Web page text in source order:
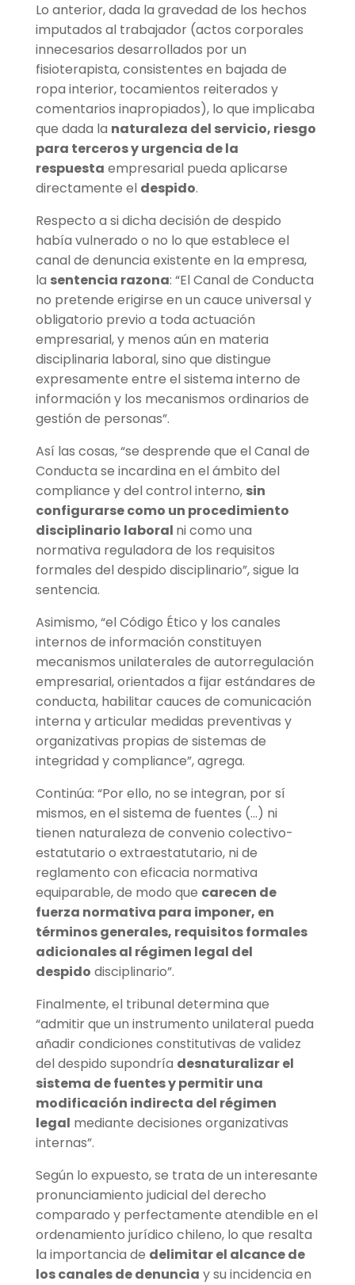
Lo anterior, dada la gravedad de los hechos
imputados al trabajador (actos corporales
innecesarios desarrollados por un
fisioterapista, consistentes en bajada de
ropa interior, tocamientos reiterados y
comentarios inapropiados), lo que implicaba
que dada la naturaleza del servicio, riesgo
para terceros y urgencia de la
respuesta empresarial pueda aplicarse
directamente el despido.
Respecto a si dicha decisión de despido
había vulnerado o no lo que establece el
canal de denuncia existente en la empresa,
la sentencia razona: “El Canal de Conducta
no pretende erigirse en un cauce universal y
obligatorio previo a toda actuación
empresarial, y menos aún en materia
disciplinaria laboral, sino que distingue
expresamente entre el sistema interno de
información y los mecanismos ordinarios de
gestión de personas”.
Así las cosas, “se desprende que el Canal de
Conducta se incardina en el ámbito del
compliance y del control interno, sin
configurarse como un procedimiento
disciplinario laboral ni como una
normativa reguladora de los requisitos
formales del despido disciplinario”, sigue la
sentencia.
Asimismo, “el Código Ético y los canales
internos de información constituyen
mecanismos unilaterales de autorregulación
empresarial, orientados a fijar estándares de
conducta, habilitar cauces de comunicación
interna y articular medidas preventivas y
organizativas propias de sistemas de
integridad y compliance”, agrega.
Continúa: “Por ello, no se integran, por sí
mismos, en el sistema de fuentes (…) ni
tienen naturaleza de convenio colectivo-
estatutario o extraestatutario, ni de
reglamento con eficacia normativa
equiparable, de modo que carecen de
fuerza normativa para imponer, en
términos generales, requisitos formales
adicionales al régimen legal del
despido disciplinario”.
Finalmente, el tribunal determina que
“admitir que un instrumento unilateral pueda
añadir condiciones constitutivas de validez
del despido supondría desnaturalizar el
sistema de fuentes y permitir una
modificación indirecta del régimen
legal mediante decisiones organizativas
internas”.
Según lo expuesto, se trata de un interesante
pronunciamiento judicial del derecho
comparado y perfectamente atendible en el
ordenamiento jurídico chileno, lo que resalta
la importancia de delimitar el alcance de
los canales de denuncia y su incidencia en